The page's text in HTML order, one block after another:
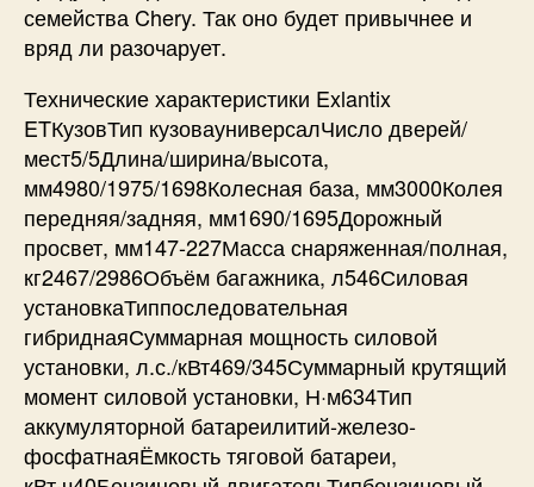
семейства Chery. Так оно будет привычнее и
вряд ли разочарует.
Технические характеристики Exlantix
ETКузовТип кузовауниверсалЧисло дверей/
мест5/5Длина/ширина/высота,
мм4980/1975/1698Колесная база, мм3000Колея
передняя/задняя, мм1690/1695Дорожный
просвет, мм147-227Масса снаряженная/полная,
кг2467/2986Объём багажника, л546Силовая
установкаТиппоследовательная
гибриднаяСуммарная мощность силовой
установки, л.с./кВт469/345Суммарный крутящий
момент силовой установки, Н·м634Тип
аккумуляторной батареилитий-железо-
фосфатнаяЁмкость тяговой батареи,